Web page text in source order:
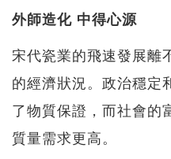
外師造化 中得心源
宋代瓷業的飛速發展離
的經濟狀況。政治穩定
了物質保證，而社會的
質量需求更高。